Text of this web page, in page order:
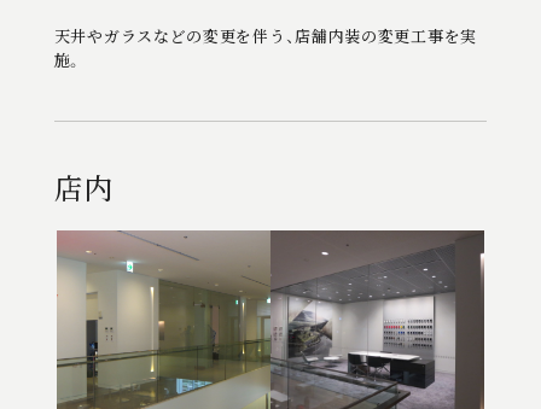
天井やガラスなどの変更を伴う、店舗内装の変更工事を実
施。
店内
天井やガラスなどの変更を伴う、店舗内装の変更工事を実
施。
店内
天井やガラスなどの変更を伴う、店舗内装の変更工事を実
施。
店内